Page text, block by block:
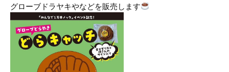
グローブドラヤキやなどを販売します